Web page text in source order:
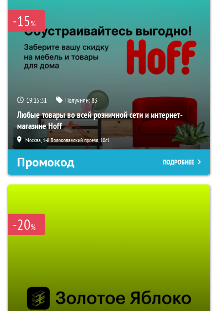
-15%
19:15:30 Получили:83
Любые товары во всей розничной сети и интернет-
магазине Hoff
Москва, 1-й Волоколамский проезд, 10с1
Промокод ПОДРОБНЕЕ
-20%